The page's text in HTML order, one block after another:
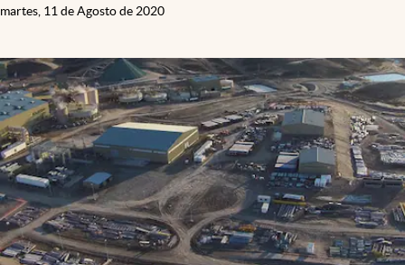
martes, 11 de Agosto de 2020